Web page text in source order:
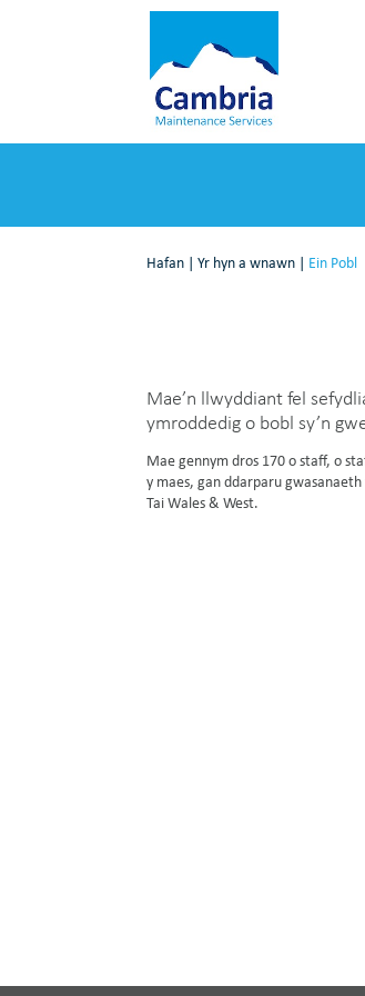
Hafan | Yr hyn a wnawn | Ein Pobl
Mae’n llwyddiant fel
ymroddedig o bobl sy’n
Mae gennym dros 170 o staff, o
y maes, gan ddarparu
Tai Wales & West.